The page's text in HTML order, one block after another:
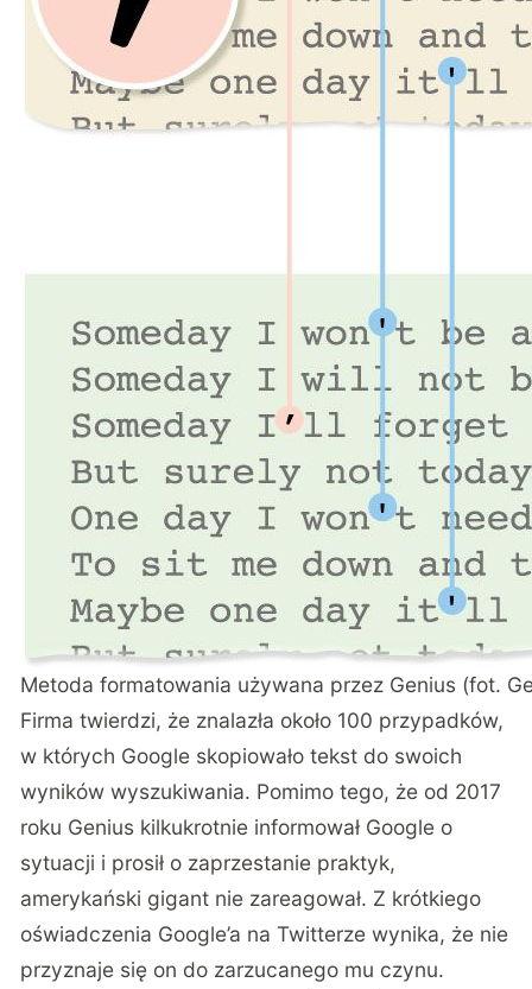
Metoda formatowania używana przez Genius (fot.
Firma twierdzi, że znalazła około 100 przypadków,
w których Google skopiowało tekst do swoich
wyników wyszukiwania. Pomimo tego, że od 2017
roku Genius kilkukrotnie informował Google o
sytuacji i prosił o zaprzestanie praktyk,
amerykański gigant nie zareagował. Z krótkiego
oświadczenia Google’a na Twitterze wynika, że nie
przyznaje się on do zarzucanego mu czynu.